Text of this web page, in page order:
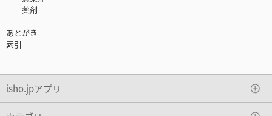
薬剤
あとがき
索引
isho.jpアプリ